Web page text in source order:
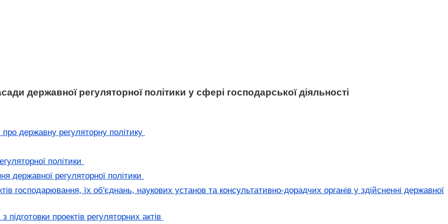
державної регуляторної політики у сфері господарської діяльності
державну регуляторну політику
політики
державної регуляторної політики
господарювання, їх об'єднань, наукових установ та консультативно-дорадчих органів у здійсненні державної
підготовки проектів регуляторних актів